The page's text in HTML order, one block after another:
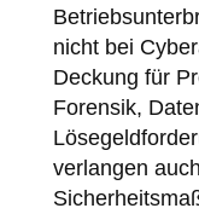
nicht bei
Deckung für
Forensik,
verlangen